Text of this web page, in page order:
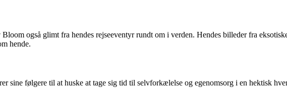
også glimt fra hendes rejseeventyr rundt om i verden. Hendes billeder fra
hende.
sine følgere til at huske at tage sig tid til selvforkælelse og egenomsorg i en hektisk